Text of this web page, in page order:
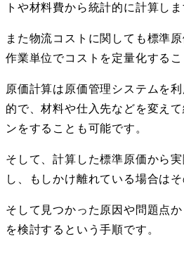
トや材料費から統計的に計算しま
また物流コストに関しても標準
作業単位でコストを定量化するこ
原価計算は原価管理システムを
的で、材料や仕入先などを変え
ンをすることも可能です。
そして、計算した標準原価から
し、もしかけ離れている場合は
そして見つかった原因や問題点
を検討するという手順です。